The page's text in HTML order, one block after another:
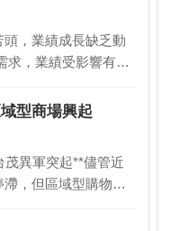
，業績成長缺乏動
求，業績受影響有
品櫃 ，但今年前八
型商場興起
異軍突起**儘管近
，但區域型購物中
江、台茂等購物